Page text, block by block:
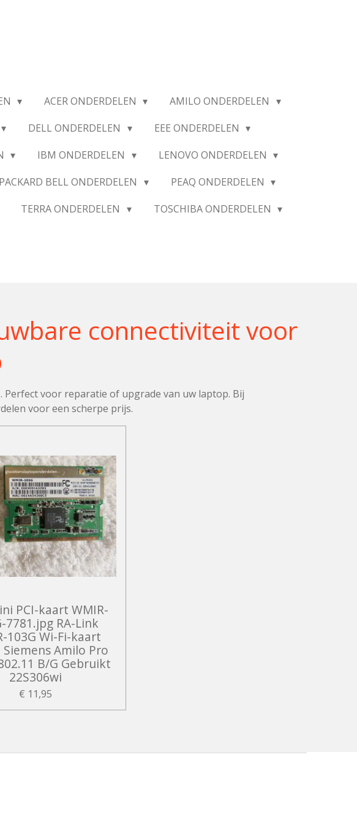
ACER ONDERDELEN
AMILO ONDERDELEN
DELL ONDERDELEN
EEE ONDERDELEN
IBM ONDERDELEN
LENOVO ONDERDELEN
PACKARD BELL ONDERDELEN
PEAQ ONDERDELEN
TERRA ONDERDELEN TOSCHIBA ONDERDELEN
connectiviteit voor
voor reparatie of upgrade van uw laptop. Bij
voor een scherpe prijs.
PCI-kaart WMIR-
7781.jpg RA-Link
103G Wi-Fi-kaart
Siemens Amilo Pro
B/G Gebruikt
22S306wi
€ 11,95